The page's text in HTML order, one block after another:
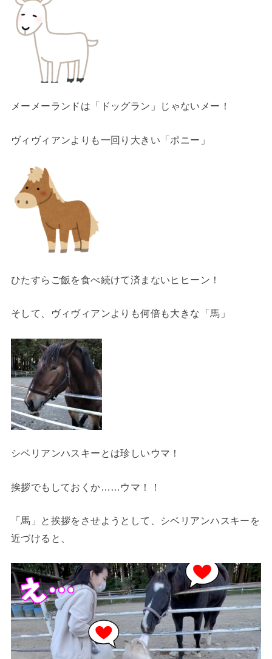
メーメーランドは 「ドッグラン」 じゃないメー！
ヴィヴィアンよりも一回り大きい「ポニー」
ひたすらご飯を食べ続けて済まないヒヒーン！
そして、ヴィヴィアンよりも何倍も大きな「馬」
シベリアンハスキーとは珍しいウマ！
挨拶でもしておくか……ウマ！！
「馬」と挨拶をさせようとして、シベリアンハスキーを
近づけると、